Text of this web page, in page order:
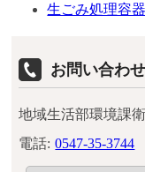
生ごみ処理容
お問い合わせ
地域生活部環境課
電話: 0547-35-3744